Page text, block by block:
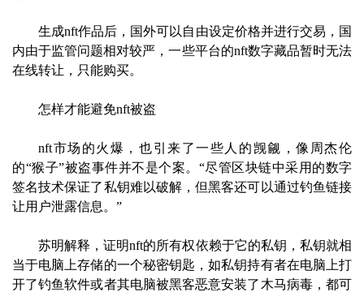
生成nft作品后，国外可以自由设定价格并进行交易，国
内由于监管问题相对较严，一些平台的nft数字藏品暂时无法
在线转让，只能购买。
怎样才能避免nft被盗
nft市场的火爆，也引来了一些人的觊觎，像周杰伦
的“猴子”被盗事件并不是个案。“尽管区块链中采用的数字
签名技术保证了私钥难以破解，但黑客还可以通过钓鱼链接
让用户泄露信息。”
苏明解释，证明nft的所有权依赖于它的私钥，私钥就相
当于电脑上存储的一个秘密钥匙，如私钥持有者在电脑上打
开了钓鱼软件或者其电脑被黑客恶意安装了木马病毒，都可